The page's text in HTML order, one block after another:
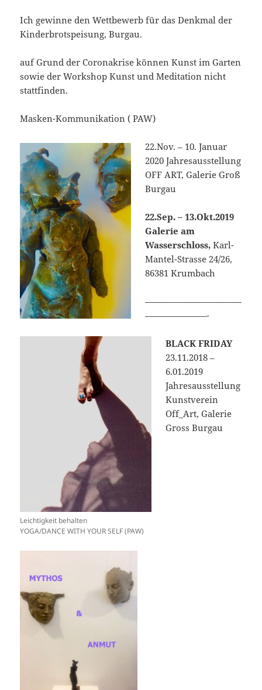
Ich gewinne den Wettbewerb für das Denkmal der
Kinderbrotspeisung, Burgau.
auf Grund der Coronakrise können Kunst im Garten
sowie der Workshop Kunst und Meditation nicht
stattfinden.
Masken-Kommunikation ( PAW)
Leichtigkeit behalten
YOGA/DANCE WITH YOUR SELF (PAW)
22.Nov. – 10. Januar
2020 Jahresausstellung
OFF ART, Galerie Groß
Burgau
22.Sep. – 13.Okt.2019
Galerie am
Wasserschloss, Karl-
Mantel-Strasse 24/26,
86381 Krumbach
———————————
———————-
BLACK FRIDAY
23.11.2018 –
6.01.2019
Jahresausstellung
Kunstverein
Off_Art, Galerie
Gross Burgau